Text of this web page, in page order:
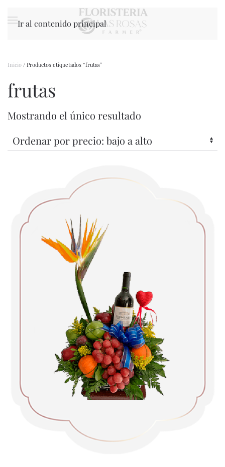
Ir al contenido principal
Inicio / Productos etiquetados “frutas”
frutas
Mostrando el único resultado